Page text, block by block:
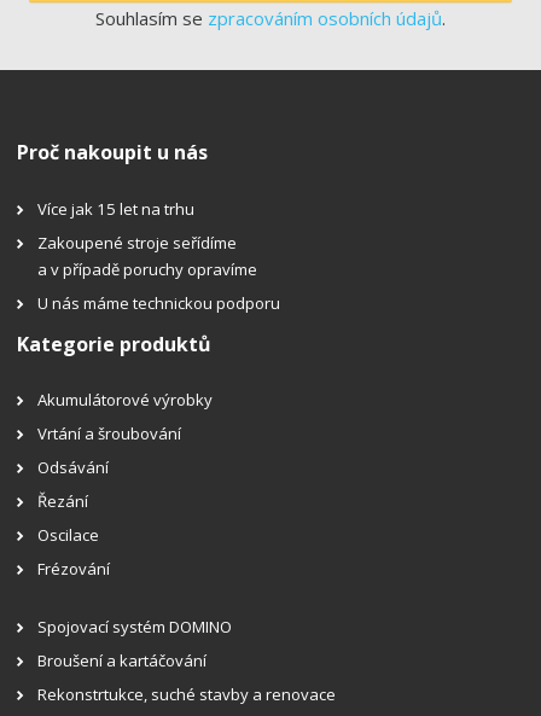
Souhlasím se zpracováním osobních údajů.
Proč nakoupit u nás
Více jak 15 let na trhu
Zakoupené stroje seřídíme
a v případě poruchy opravíme
U nás máme technickou podporu
Kategorie produktů
Akumulátorové výrobky
Vrtání a šroubování
Odsávání
Řezání
Oscilace
Frézování
Spojovací systém DOMINO
Broušení a kartáčování
Rekonstrtukce, suché stavby a renovace